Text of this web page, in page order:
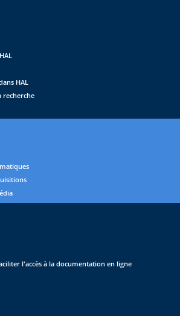
HAL
recherche
l'accès à la documentation en ligne